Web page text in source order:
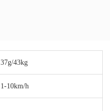
37g/43kg
1-10km/h